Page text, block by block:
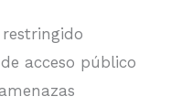
acceso público